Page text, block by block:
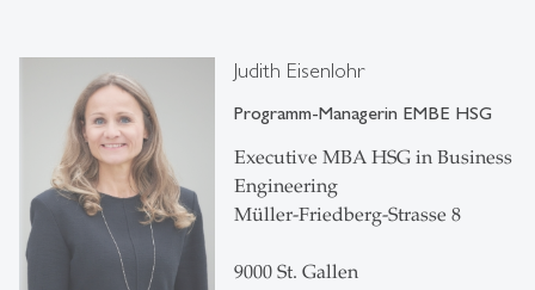
Judith Eisenlohr
Programm-Managerin EMBE HSG
Executive MBA HSG in Business
Engineering
Müller-Friedberg-Strasse 8
9000 St. Gallen